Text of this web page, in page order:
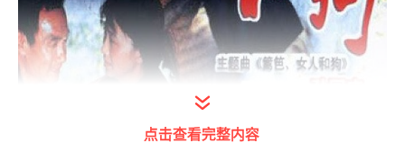
点击查看完整内容